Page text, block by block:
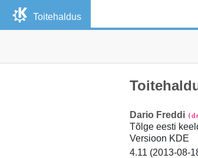
Toitehaldus
Dario Freddi
Tõlge eesti
Versioon KDE
4.11 (2013-08-